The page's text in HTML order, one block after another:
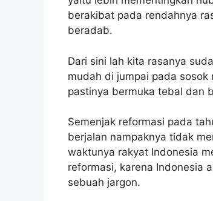
berakibat pada rendahnya
beradab.
Dari sini lah kita rasanya
mudah di jumpai pada
pastinya bermuka tebal dan
Semenjak reformasi pada
berjalan nampaknya tidak
waktunya rakyat Indonesia
reformasi, karena Indonesia
sebuah jargon.